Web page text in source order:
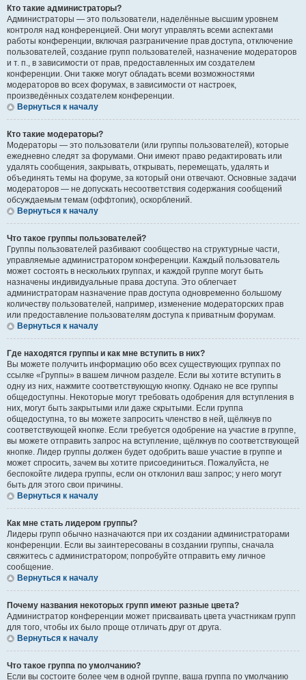
Кто такие администраторы?
Администраторы — это пользователи, наделённые высшим уровнем
контроля над конференцией. Они могут управлять всеми аспектами
работы конференции, включая разграничение прав доступа, отключение
пользователей, создание групп пользователей, назначение модераторов
и т. п., в зависимости от прав, предоставленных им создателем
конференции. Они также могут обладать всеми возможностями
модераторов во всех форумах, в зависимости от настроек,
произведённых создателем конференции.
Вернуться к началу
Кто такие модераторы?
Модераторы — это пользователи (или группы пользователей), которые
ежедневно следят за форумами. Они имеют право редактировать или
удалять сообщения, закрывать, открывать, перемещать, удалять и
объединять темы на форуме, за который они отвечают. Основные задачи
модераторов — не допускать несоответствия содержания сообщений
обсуждаемым темам (оффтопик), оскорблений.
Вернуться к началу
Что такое группы пользователей?
Группы пользователей разбивают сообщество на структурные части,
управляемые администратором конференции. Каждый пользователь
может состоять в нескольких группах, и каждой группе могут быть
назначены индивидуальные права доступа. Это облегчает
администраторам назначение прав доступа одновременно большому
количеству пользователей, например, изменение модераторских прав
или предоставление пользователям доступа к приватным форумам.
Вернуться к началу
Где находятся группы и как мне вступить в них?
Вы можете получить информацию обо всех существующих группах по
ссылке «Группы» в вашем личном разделе. Если вы хотите вступить в
одну из них, нажмите соответствующую кнопку. Однако не все группы
общедоступны. Некоторые могут требовать одобрения для вступления в
них, могут быть закрытыми или даже скрытыми. Если группа
общедоступна, то вы можете запросить членство в ней, щёлкнув по
соответствующей кнопке. Если требуется одобрение на участие в группе,
вы можете отправить запрос на вступление, щёлкнув по соответствующей
кнопке. Лидер группы должен будет одобрить ваше участие в группе и
может спросить, зачем вы хотите присоединиться. Пожалуйста, не
беспокойте лидера группы, если он отклонил ваш запрос; у него могут
быть для этого свои причины.
Вернуться к началу
Как мне стать лидером группы?
Лидеры групп обычно назначаются при их создании администраторами
конференции. Если вы заинтересованы в создании группы, сначала
свяжитесь с администратором; попробуйте отправить ему личное
сообщение.
Вернуться к началу
Почему названия некоторых групп имеют разные цвета?
Администратор конференции может присваивать цвета участникам групп
для того, чтобы их было проще отличать друг от друга.
Вернуться к началу
Что такое группа по умолчанию?
Если вы состоите более чем в одной группе, ваша группа по умолчанию